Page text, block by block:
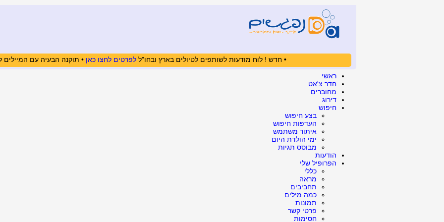
• חדש ! לוח מודעות לשותפים לטיולים בארץ ובחו"ללפרטים לחצו כאן • תוקנה הבעיה עם
ראשי
חדר צ'אט
מחוברים
דירוג
חיפוש
בצע חיפוש
העדפות חיפוש
איתור משתמש
ימי הולדת היום
מבוסס תגיות
הודעות
הפרופיל שלי
כללי
מראה
תחביבים
כמה מילים
תמונות
פרטי קשר
חסימות